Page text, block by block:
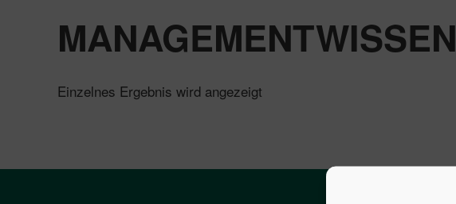
MANAGEMENTWISSEN
Einzelnes Ergebnis wird angezeigt